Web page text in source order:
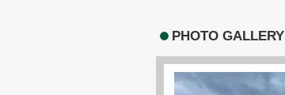
PHOTO GALLERY